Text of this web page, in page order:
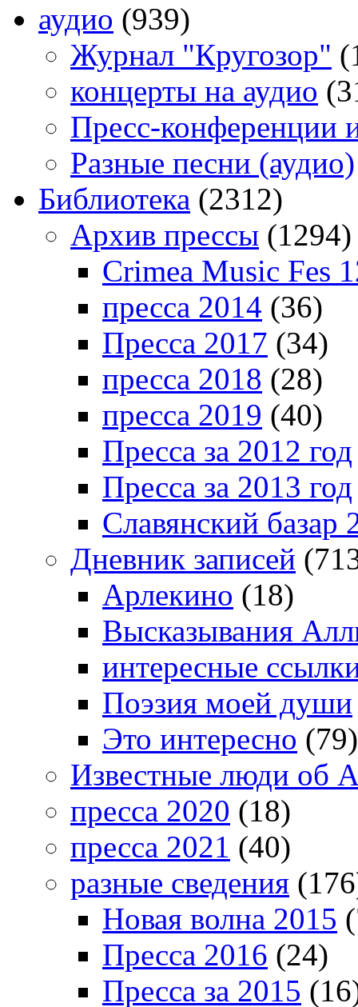
аудио (939)
Журнал "Кругозор"
концерты на аудио
Пресс-конференции
Разные песни (аудио)
Библиотека (2312)
Архив прессы (1294)
Crimea Music Fes
пресса 2014 (36)
Пресса 2017 (34)
пресса 2018 (28)
пресса 2019 (40)
Пресса за 2012 год
Пресса за 2013 год
Славянский базар
Дневник записей
Арлекино (18)
Высказывания
интересные
Поэзия моей души
Это интересно (79)
Известные люди об
пресса 2020 (18)
пресса 2021 (40)
разные сведения
Новая волна 2015
Пресса 2016 (24)
Пресса за 2015